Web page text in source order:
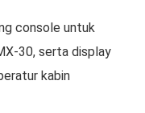
console untuk
30, serta display
kabin